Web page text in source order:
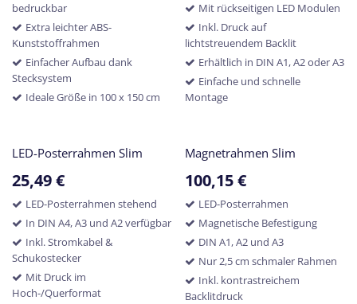
bedruckbar
Extra leichter ABS-
Kunststoffrahmen
Einfacher Aufbau dank
Stecksystem
Ideale Größe in 100 x 150 cm
Mit rückseitigen LED Modulen
Inkl. Druck auf
lichtstreuendem Backlit
Erhältlich in DIN A1, A2 oder A3
Einfache und schnelle
Montage
LED-Posterrahmen Slim
25,49€
LED-Posterrahmen stehend
In DIN A4, A3 und A2 verfügbar
Inkl. Stromkabel &
Schukostecker
Mit Druck im
Hoch-/Querformat
Magnetrahmen Slim
100,15€
LED-Posterrahmen
Magnetische Befestigung
DIN A1, A2 und A3
Nur 2,5 cm schmaler Rahmen
Inkl. kontrastreichem
Backlitdruck